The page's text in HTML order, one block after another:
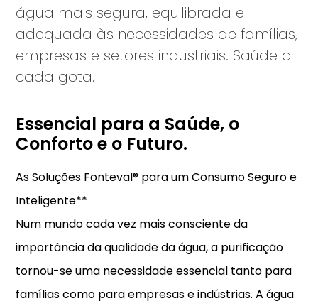
água mais segura, equilibrada e
adequada às necessidades de famílias,
empresas e setores industriais. Saúde a
cada gota.
Essencial para a Saúde, o
Conforto e o Futuro.
As Soluções Fonteval® para um Consumo Seguro e
Inteligente**
Num mundo cada vez mais consciente da
importância da qualidade da água, a purificação
tornou-se uma necessidade essencial tanto para
famílias como para empresas e indústrias. A água